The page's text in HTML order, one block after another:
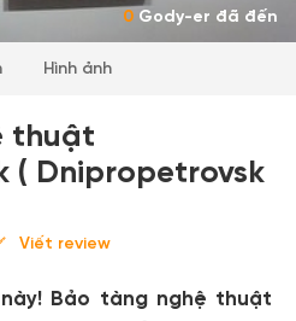
0 Gody-er đã đến
Hình ảnh
thuật
( Dnipropetrovsk
Viết review
Bảo tàng nghệ thuật